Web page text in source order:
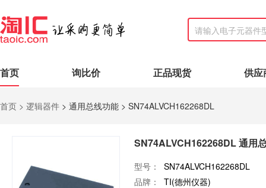
首页 询比价 正品现货 供应
首页 > 逻辑器件 > 通用总线功能 > SN74ALVCH162268DL
SN74ALVCH162268DL通用
型号：
SN74ALVCH162268DL
品牌：
TI(德州仪器)